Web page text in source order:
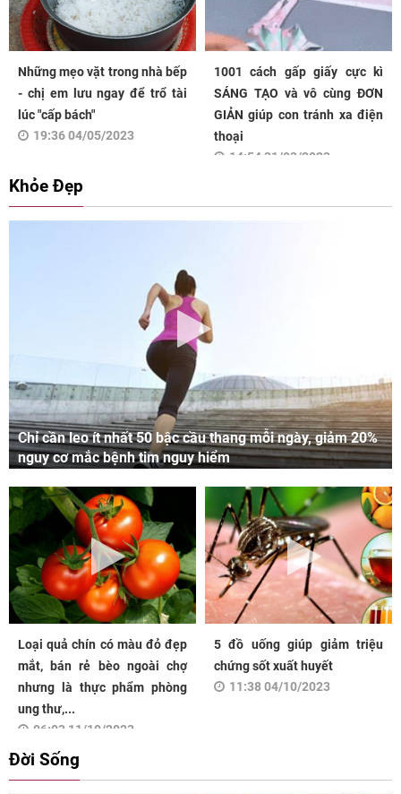
Những mẹo vặt trong nhà bếp
- chị em lưu ngay để trổ tài
lúc "cấp bách"
19:36 04/05/2023
1001 cách gấp giấy cực kì
SÁNG TẠO và vô cùng ĐƠN
GIẢN giúp con tránh xa điện
thoại
14:54 31/03/2023
Khỏe Đẹp
Chỉ cần leo ít nhất 50 bậc cầu thang mỗi ngày, giảm 20%
nguy cơ mắc bệnh tim nguy hiểm
Loại quả chín có màu đỏ đẹp
mắt, bán rẻ bèo ngoài chợ
nhưng là thực phẩm phòng
ung thư,...
06:03 11/10/2023
5 đồ uống giúp giảm triệu
chứng sốt xuất huyết
11:38 04/10/2023
Đời Sống